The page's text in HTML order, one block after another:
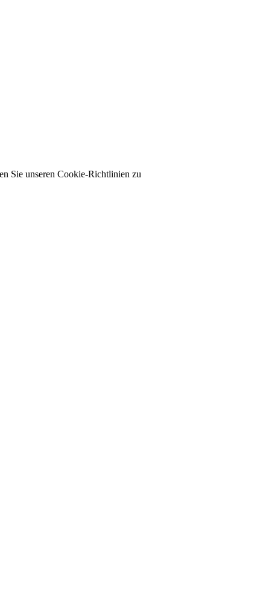
Sie unseren Cookie-Richtlinien zu